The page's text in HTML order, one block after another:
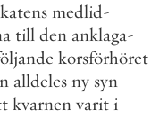
medlid-
till den anklaga-
korsförhöret
alldeles ny syn
kvarnen varit i